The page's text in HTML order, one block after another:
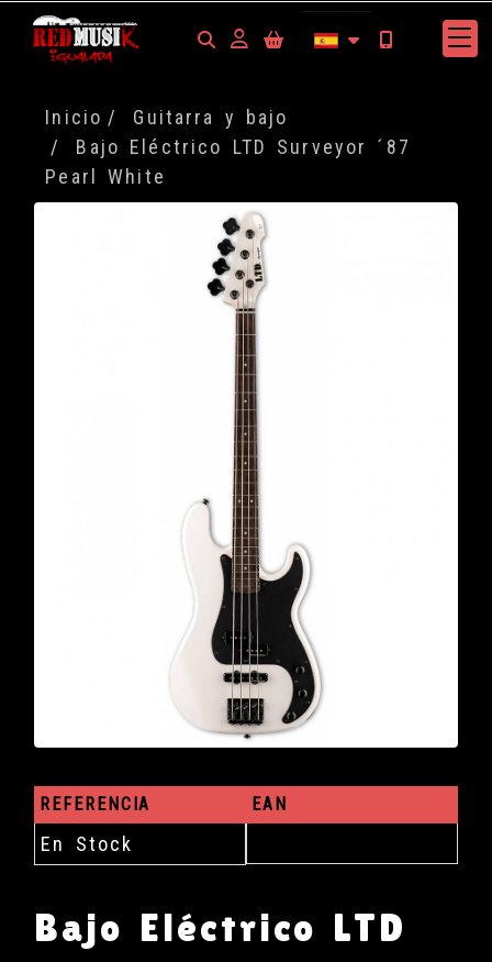
Identifícate
Inicio
Guitarra y bajo
Bajo Eléctrico LTD Surveyor ´87
Pearl White
REFERENCIA
En Stock
EAN
Bajo Eléctrico LTD